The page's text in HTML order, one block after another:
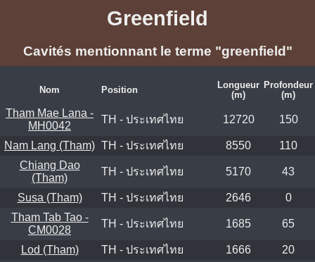
Greenfield
Cavités mentionnant le terme "greenfield"
Nom Position
Longueur
(m)
Profondeur
(m)
Tham Mae Lana -
MH0042
TH - ประเทศไทย 12720 150
Nam Lang (Tham) TH - ประเทศไทย 8550
110
Chiang Dao
(Tham)
TH - ประเทศไทย 5170 43
Susa (Tham) TH - ประเทศไทย 2646
0
Tham Tab Tao -
CM0028
TH - ประเทศไทย 1685 65
Lod (Tham) TH - ประเทศไทย 1666 20